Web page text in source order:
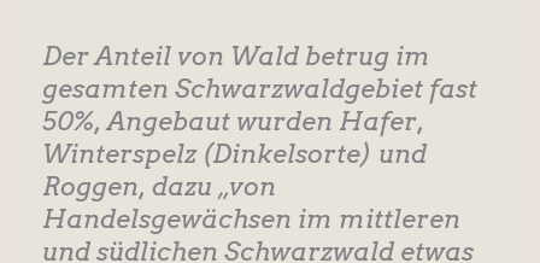
Der Anteil von Wald betrug im
gesamten Schwarzwaldgebiet fast
50%, Angebaut wurden Hafer,
Winterspelz (Dinkelsorte) und
Roggen, dazu „von
Handelsgewächsen im mittleren
und südlichen Schwarzwald etwas